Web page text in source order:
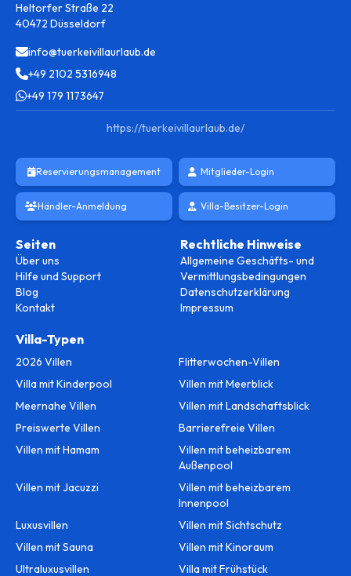
Heltorfer Straße 22
40472 Düsseldorf
info@tuerkeivillaurlaub.de
+49 2102 5316948
+49 179 1173647
https://tuerkeivillaurlaub.de/
Reservierungsmanagement Mitglieder-Login
Händler-Anmeldung Villa-Besitzer-Login
Seiten
Über uns
Hilfe und Support
Blog
Kontakt
Rechtliche Hinweise
Allgemeine Geschäfts- und
Vermittlungsbedingungen
Datenschutzerklärung
Impressum
Villa-Typen
2026 Villen
Flitterwochen-Villen
Villa mit Kinderpool
Villen mit Meerblick
Meernahe Villen
Villen mit Landschaftsblick
Preiswerte Villen
Barrierefreie Villen
Villen mit Hamam
Villen mit beheizbarem
Außenpool
Villen mit Jacuzzi
Villen mit beheizbarem
Innenpool
Luxusvillen
Villen mit Sichtschutz
Villen mit Sauna
Villen mit Kinoraum
Ultraluxusvillen
Villa mit Frühstück